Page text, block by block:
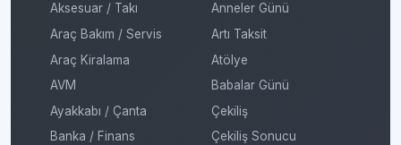
Aksesuar / Takı
Araç Bakım / Servis
Araç Kiralama
AVM
Ayakkabı / Çanta
Banka / Finans
Anneler Günü
Artı Taksit
Atölye
Babalar Günü
Çekiliş
Çekiliş Sonucu